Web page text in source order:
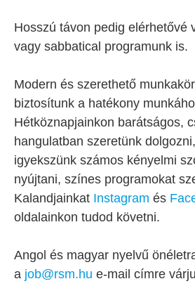
Hosszú távon pedig elérhetővé
vagy sabbatical programunk is.
Modern és szerethető
biztosítunk a hatékony
Hétköznapjainkon barátságos,
hangulatban szeretünk
igyekszünk számos kényelmi
nyújtani, színes programokat
Kalandjainkat Instagram és
oldalainkon tudod követni.
Angol és magyar nyelvű
a job@rsm.hu e-mail címre